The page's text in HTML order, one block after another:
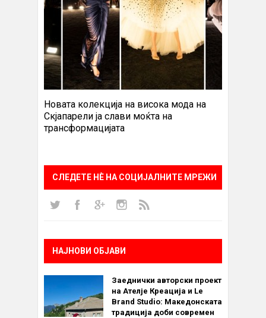
Новата колекција на висока мода на
Скјапарели ја слави моќта на
трансформацијата
СЛЕДЕТЕ НÈ НА СОЦИЈАЛНИТЕ МРЕЖИ
НАЈНОВИ ОБЈАВИ
Заеднички авторски проект
на Ателје Креација и Le
Brand Studio: Македонската
традиција доби современ